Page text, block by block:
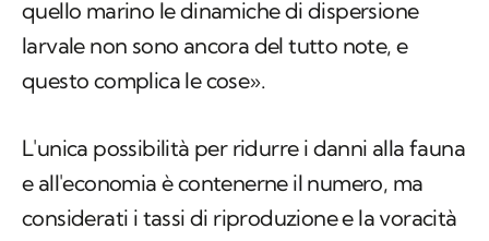
quello marino le dinamiche di dispersione
larvale non sono ancora del tutto note, e
questo complica le cose».
L'unica possibilità per ridurre i danni alla fauna
e all'economia è contenerne il numero, ma
considerati i tassi di riproduzione e la voracità